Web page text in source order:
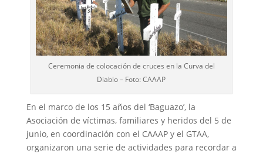
Ceremonia de colocación de cruces en la Curva del
Diablo – Foto: CAAAP
En el marco de los 15 años del ‘Baguazo’, la
Asociación de víctimas, familiares y heridos del 5 de
junio, en coordinación con el CAAAP y el GTAA,
organizaron una serie de actividades para recordar a